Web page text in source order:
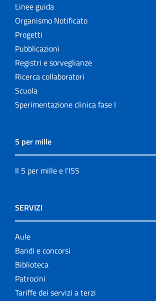
Linee guida
Organismo Notificato
Progetti
Pubblicazioni
Registri e sorveglianze
Ricerca collaboratori
Scuola
Sperimentazione clinica fase I
5 per mille
Il 5 per mille e l'ISS
SERVIZI
Aule
Bandi e concorsi
Biblioteca
Patrocini
Tariffe dei servizi a terzi